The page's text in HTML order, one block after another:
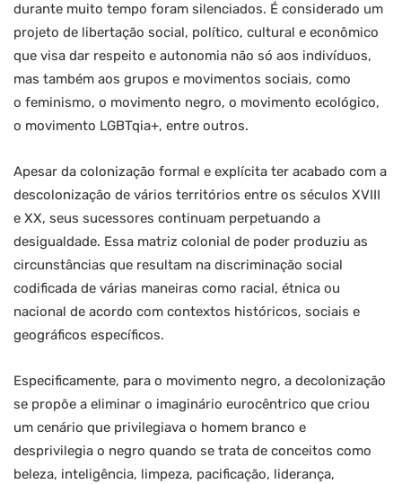
durante muito tempo foram silenciados. É considerado um
projeto de libertação social, político, cultural e econômico
que visa dar respeito e autonomia não só aos indivíduos,
mas também aos grupos e movimentos sociais, como
o feminismo, o movimento negro, o movimento ecológico,
o movimento LGBTqia+, entre outros.
Apesar da colonização formal e explícita ter acabado com a
descolonização de vários territórios entre os séculos XVIII
e XX, seus sucessores continuam perpetuando a
desigualdade. Essa matriz colonial de poder produziu as
circunstâncias que resultam na discriminação social
codificada de várias maneiras como racial, étnica ou
nacional de acordo com contextos históricos, sociais e
geográficos específicos.
Especificamente, para o movimento negro, a decolonização
se propõe a eliminar o imaginário eurocêntrico que criou
um cenário que privilegiava o homem branco e
desprivilegia o negro quando se trata de conceitos como
beleza, inteligência, limpeza, pacificação, liderança,